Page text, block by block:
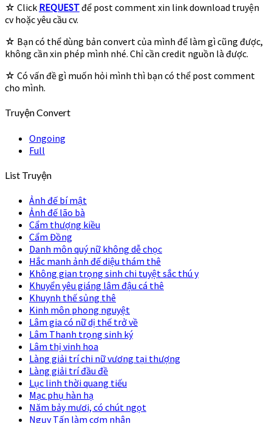
☆ Click REQUESTđể post comment xin link download truyện
cv hoặc yêu cầu cv.
☆ Bạn có thể dùng bản convert của mình để làm gì cũng được,
không cần xin phép mình nhé. Chỉ cần credit nguồn là được.
☆ Có vấn đề gì muốn hỏi mình thì bạn có thể post comment
cho mình.
Truyện Convert
Ongoing
Full
List Truyện
Ảnh đế bí mật
Ảnh đế lão bà
Cẩm thượng kiều
Cẩm Đồng
Danh môn quý nữ không dễ chọc
Hắc manh ảnh đế diệu thám thê
Không gian trọng sinh chi tuyệt sắc thú y
Khuyển yêu giáng lâm đậu cá thê
Khuynh thế sủng thê
Kinh môn phong nguyệt
Lâm gia có nữ dị thế trở về
Lâm Thanh trọng sinh ký
Lâm thị vinh hoa
Làng giải trí chi nữ vương tại thượng
Làng giải trí đầu đề
Lục linh thời quang tiếu
Mạc phụ hàn hạ
Năm bảy mươi, có chút ngọt
Ngụy Tấn làm cơm nhân